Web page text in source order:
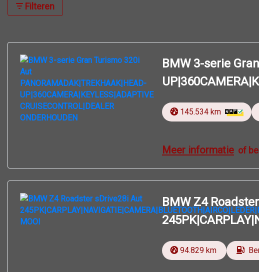
Filteren
BMW 3-serie
145.534 km
Meer informatie of
BMW Z4
94.829 km